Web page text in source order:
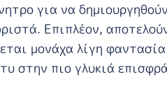
για να
Επιπλέον,
μονάχα λίγη
στην πιο γλυκιά